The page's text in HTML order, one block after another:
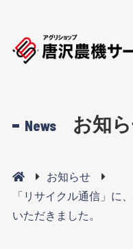
News お知
お知らせ
「リサイクル通信」に
いただきました。